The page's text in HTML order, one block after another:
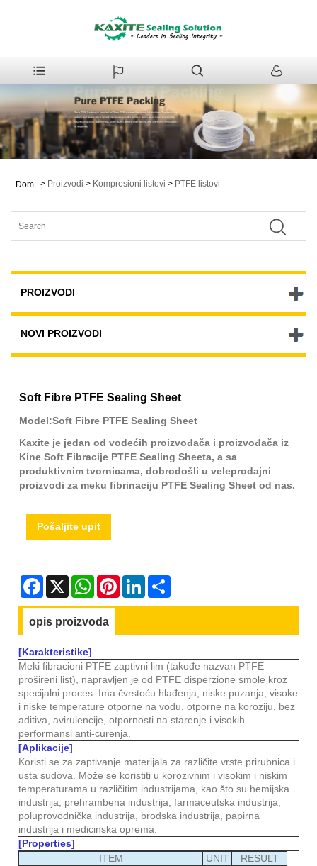
Dom > Proizvodi > Kompresioni listovi > PTFE listovi
PROIZVODI
NOVI PROIZVODI
Soft Fibre PTFE Sealing Sheet
Model:Soft Fibre PTFE Sealing Sheet
Kaxite je jedan od vodećih proizvođača i proizvođača iz
Kine Soft Fibracije PTFE Sealing Sheeta, a sa
produktivnim tvornicama, dobrodošli u veleprodajni
proizvodi za meku fibrinaciju PTFE Sealing Sheet od nas.
Pošaljite upit
Facebook
X WhatsAppPinterestLinkedIn
opis proizvoda
[Karakteristike]
Meki fibracioni PTFE zaptivni lim (takođe nazvan PTFE
prošireni list), napravljen je od PTFE disperzione smole kroz
specijalni proces. Ima čvrstoću hlađenja, niske puzanja, visoke
i niske temperature otporne na vodu, otporne na koroziju, bez
aditiva, avirulencije, otpornosti na starenje i visokih
performansi anti-curenja.
[Aplikacije]
Koristi se za zaptivanje materijala za različite vrste prirubnica i
usta sudova. Može se koristiti u korozivnim i visokim i niskim
temperaturama u različitim industrijama, kao što su hemijska
industrija, prehrambena industrija, farmaceutska industrija,
poluprovodnička industrija, brodska industrija, papirna
industrija i medicinska oprema.
[Properties]
ITEM
UNIT
RESULT